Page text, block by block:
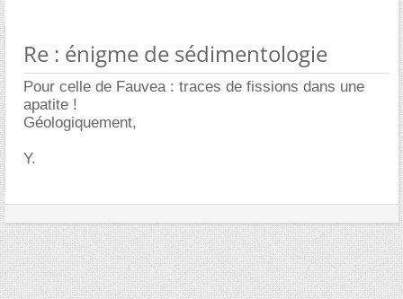
Re : énigme de sédimentologie
Pour celle de Fauvea : traces de fissions dans une
apatite !
Géologiquement,
Y.